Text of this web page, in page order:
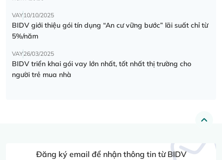
VAY10/10/2025
BIDV giới thiệu gói tín dụng “An cư vững bước” lãi suất chỉ từ
5%/năm
VAY26/03/2025
BIDV triển khai gói vay lớn nhất, tốt nhất thị trường cho
người trẻ mua nhà
Đăng ký email để nhận thông tin từ BIDV